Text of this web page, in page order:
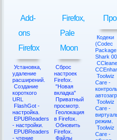
Add-
ons
Firefox
Установка,
удаление
расширений.
Создание
короткого
URL
FlashGot -
настройка.
EPUBReaders
- настройки.
EPUBReaders
- чтение
Firefox,
Pale
Moon
Сброс
настроек
Firefox.
"Новая
вкладка"
Приватный
просмотр.
Геолокация
в Firefox.
Обновить
Firefox.
Файлы
Кодеки
(Codec
Package
Shark
Toolwiz
Care -
Toolwiz
Care -
режим.
Toolwiz
Care -